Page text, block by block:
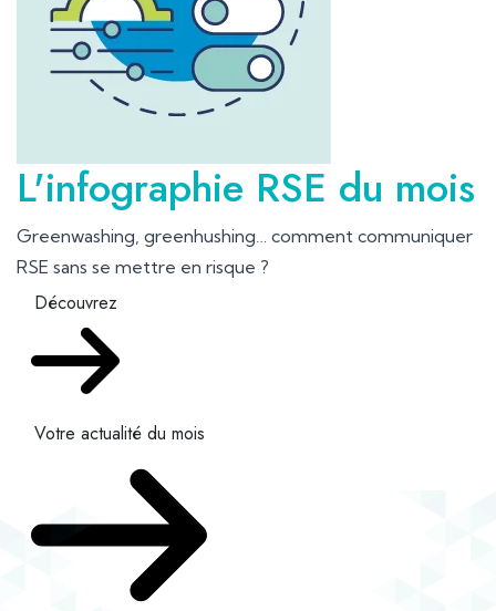
L'infographie RSE du mois
Greenwashing, greenhushing… comment communiquer
RSE sans se mettre en risque ?
Découvrez
Votre actualité du mois